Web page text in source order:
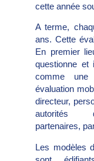
cette année
A terme,
ans. Cette
En premier
questionne et
comme une
évaluation
directeur,
autorités
partenaires,
Les modèles